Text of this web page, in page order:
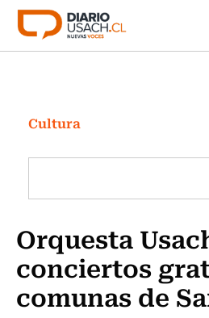
Click acá para ir directamente
Investigación
Cultura
Programas Radio y TV
Cultura
Orquesta
conciertos
comunas de